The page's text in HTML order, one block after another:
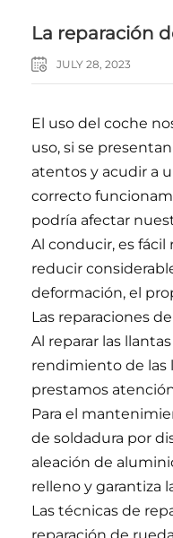
La reparación
JULY 28, 2023
El uso del coche
uso, si se
atentos y acudir a
correcto
podría afectar
Al conducir, es fácil
reducir
deformación, el
Las reparaciones
Al reparar las
rendimiento de las
prestamos
Para el
de soldadura por
aleación de
relleno y garantiza
Las técnicas de